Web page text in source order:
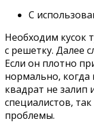
С
Необходим кусок
с решетку. Далее
Если он плотно
нормально, когда
квадрат не залип
специалистов,
проблемы.